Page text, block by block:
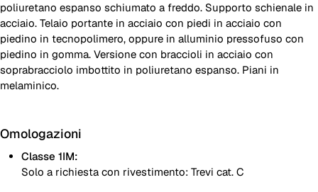
poliuretano espanso schiumato a freddo. Supporto schienale in
acciaio. Telaio portante in acciaio con piedi in acciaio con
piedino in tecnopolimero, oppure in alluminio pressofuso con
piedino in gomma. Versione con braccioli in acciaio con
soprabracciolo imbottito in poliuretano espanso. Piani in
melaminico.
Omologazioni
Classe 1IM:
Solo a richiesta con rivestimento: Trevi cat. C